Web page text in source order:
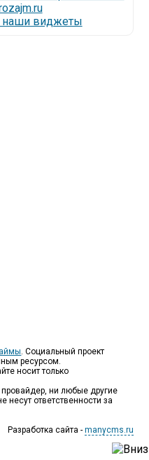
наши виджеты
. Социальный проект
ресурсом.
носит только
ни любые другие
ответственности за
Разработка сайта - manycms.ru